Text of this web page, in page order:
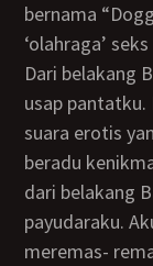
bernama
‘olahraga’
Dari belakang Banu meremas-remas dan mengusap-
usap pantatku.
suara erotis
beradu
dari belakang
payudaraku.
meremas-